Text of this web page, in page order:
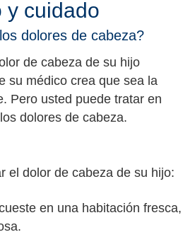
y cuidado
dolores de cabeza?
de cabeza de su hijo
su médico crea que sea la
Pero usted puede tratar en
dolores de cabeza.
el dolor de cabeza de su hijo:
en una habitación fresca,